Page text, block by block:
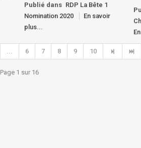
Publié dans RDP La Bête 1
Nomination 2020
En savoir
plus...
6 7 8 9 10
Page 1 sur 16